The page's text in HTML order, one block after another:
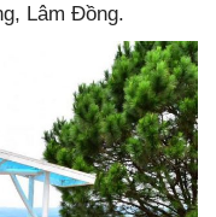
Lâm Đồng.